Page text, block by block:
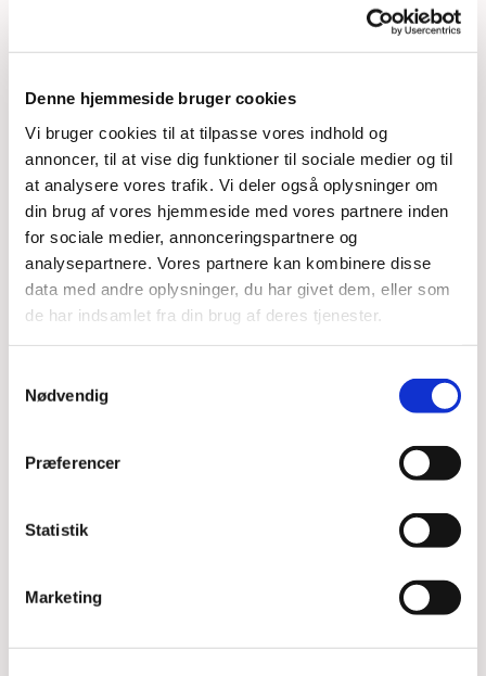
Denne hjemmeside bruger cookies
Vi bruger cookies til at tilpasse vores indhold og
annoncer, til at vise dig funktioner til sociale medier og til
at analysere vores trafik. Vi deler også oplysninger om
din brug af vores hjemmeside med vores partnere inden
for sociale medier, annonceringspartnere og
analysepartnere. Vores partnere kan kombinere disse
data med andre oplysninger, du har givet dem, eller som
de har indsamlet fra din brug af deres tjenester.
Nødvendig
Præferencer
Statistik
Marketing
15:00
Du vil måske også kunne
lide...